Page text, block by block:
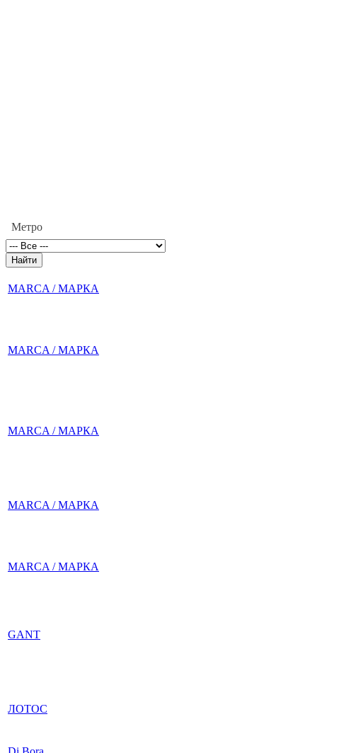
Метро
MARCA / МАРКА
MARCA / МАРКА
MARCA / МАРКА
MARCA / МАРКА
MARCA / МАРКА
GANT
ЛОТОС